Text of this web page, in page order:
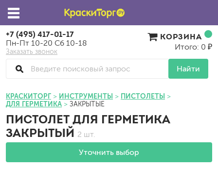
+7 (495) 417-01-17
Пн-Пт 10-20 Сб 10-18
Заказать звонок
Найти
КОРЗИНА
Итого: 0 ₽
КРАСКИТОРГ ИНСТРУМЕНТЫ
ПИСТОЛЕТЫ
ДЛЯ ГЕРМЕТИКА
ЗАКРЫТЫЕ
ПИСТОЛЕТ ДЛЯ ГЕРМЕТИКА
ЗАКРЫТЫЙ 2 шт.
Уточнить выбор